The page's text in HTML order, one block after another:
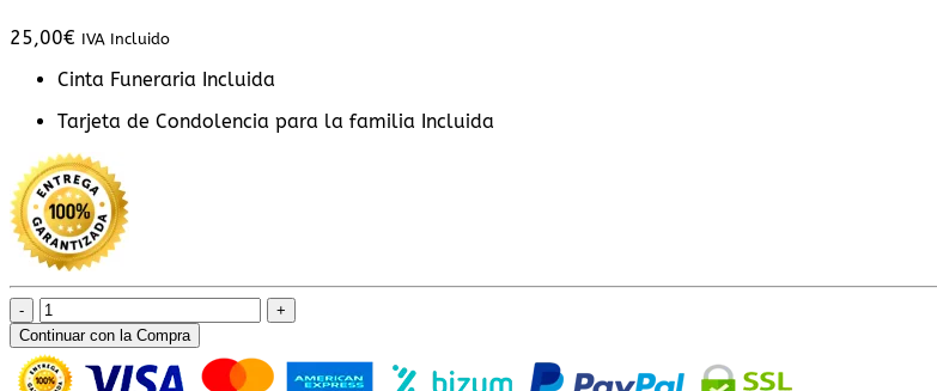
25,00€ IVA Incluido
Cinta Funeraria Incluida
Tarjeta de Condolencia para la familia Incluida
Ramo
Funerario
7
Rosas
Continuar con la Compra